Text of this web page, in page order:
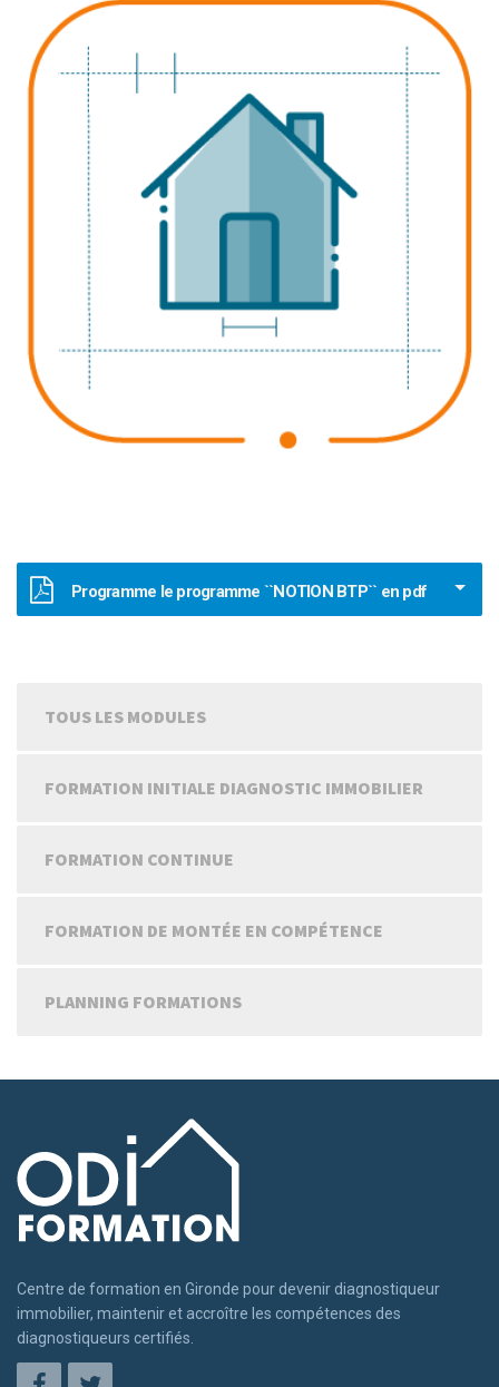
Programme le programme ``NOTION BTP`` en pdf
TOUS LES MODULES
FORMATION INITIALE DIAGNOSTIC IMMOBILIER
FORMATION CONTINUE
FORMATION DE MONTÉE EN COMPÉTENCE
PLANNING FORMATIONS
Centre de formation en Gironde pour devenir diagnostiqueur
immobilier, maintenir et accroître les compétences des
diagnostiqueurs certifiés.